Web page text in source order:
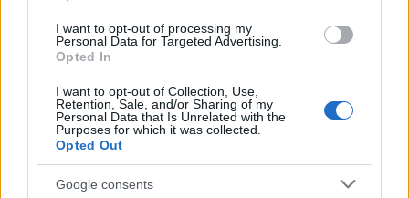
I want to opt-out of processing my
Personal Data for Targeted Advertising.
Opted In
I want to opt-out of Collection, Use,
Retention, Sale, and/or Sharing of my
Personal Data that Is Unrelated with the
Purposes for which it was collected.
Opted Out
Google consents
CORONAVIRUS
ROMA FASE 2 Novità orari metro
e bus